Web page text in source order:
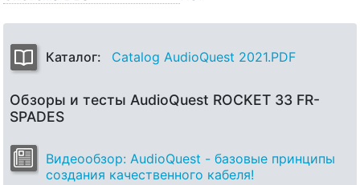
Каталог: Catalog AudioQuest 2021.PDF
Обзоры и тесты AudioQuest ROCKET 33 FR-
SPADES
Видеообзор: AudioQuest - базовые принципы
создания качественного кабеля!